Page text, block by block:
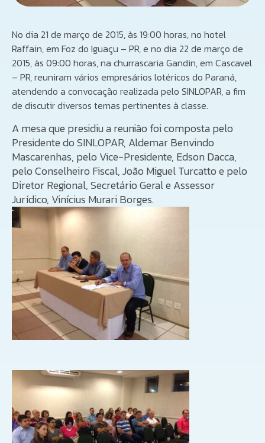
No dia 21 de março de 2015, às 19:00 horas, no hotel
Raffain, em Foz do Iguaçu – PR, e no dia 22 de março de
2015, às 09:00 horas, na churrascaria Gandin, em Cascavel
– PR, reuniram vários empresários lotéricos do Paraná,
atendendo a convocação realizada pelo SINLOPAR, a fim
de discutir diversos temas pertinentes à classe.
A mesa que presidiu a reunião foi composta pelo
Presidente do SINLOPAR, Aldemar Benvindo
Mascarenhas, pelo Vice-Presidente, Edson Dacca,
pelo Conselheiro Fiscal, João Miguel Turcatto e pelo
Diretor Regional, Secretário Geral e Assessor
Jurídico, Vinícius Murari Borges.